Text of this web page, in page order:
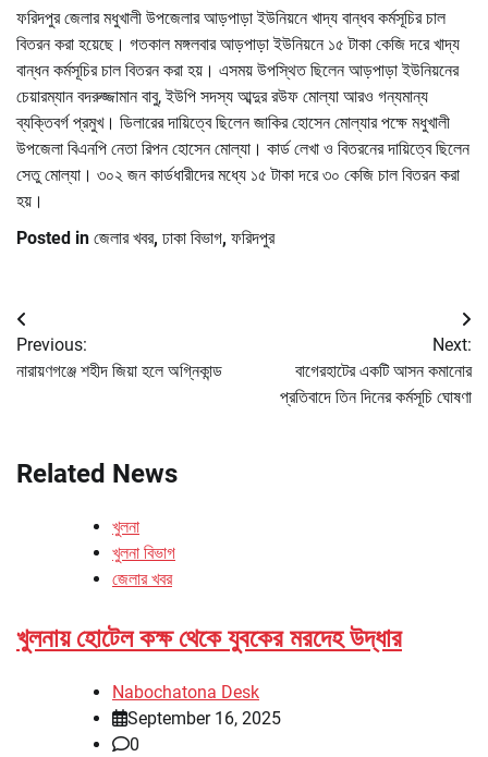
ফরিদপুর জেলার মধুখালী উপজেলার আড়পাড়া ইউনিয়নে খাদ্য বান্ধব কর্মসূচির চাল
বিতরন করা হয়েছে। গতকাল মঙ্গলবার আড়পাড়া ইউনিয়নে ১৫ টাকা কেজি দরে খাদ্য
বান্ধন কর্মসূচির চাল বিতরন করা হয়। এসময় উপস্থিত ছিলেন আড়পাড়া ইউনিয়নের
চেয়ারম্যান বদরুজ্জামান বাবু, ইউপি সদস্য আব্দুর রউফ মোল্যা আরও গন্যমান্য
ব্যক্তিবর্গ প্রমুখ। ডিলারের দায়িত্বে ছিলেন জাকির হোসেন মোল্যার পক্ষে মধুখালী
উপজেলা বিএনপি নেতা রিপন হোসেন মোল্যা। কার্ড লেখা ও বিতরনের দায়িত্বে ছিলেন
সেতু মোল্যা। ৩০২ জন কার্ডধারীদের মধ্যে ১৫ টাকা দরে ৩০ কেজি চাল বিতরন করা
হয়।
Posted in জেলার খবর, ঢাকা বিভাগ, ফরিদপুর
Post
navigation
Previous:
নারায়ণগঞ্জে শহীদ জিয়া হলে অগ্নিকান্ড
Next:
বাগেরহাটের একটি আসন কমানোর
প্রতিবাদে তিন দিনের কর্মসূচি ঘোষণা
Related News
খুলনা
খুলনা বিভাগ
জেলার খবর
খুলনায় হোটেল কক্ষ থেকে যুবকের মরদেহ উদ্ধার
Nabochatona Desk
September 16, 2025
0